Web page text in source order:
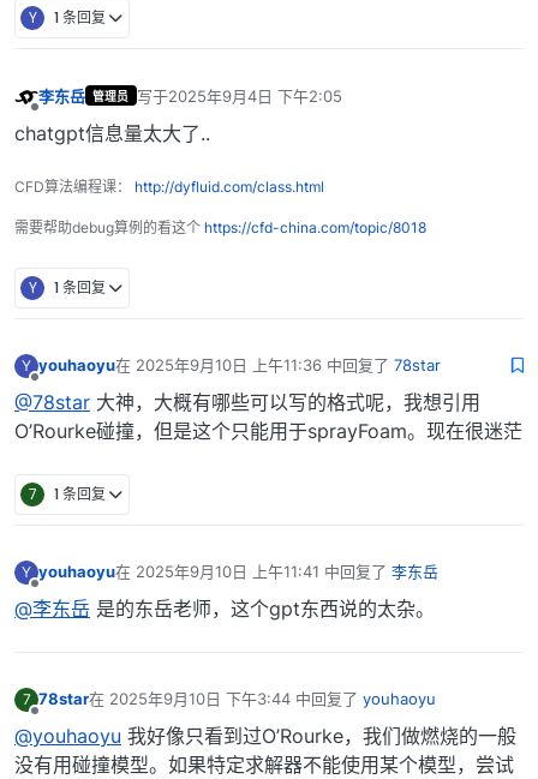
Y 1 条回复
李东岳 管理员 写于2025年9月4日 下午2:05
最后由 编辑
chatgpt信息量太大了..
CFD算法编程课： http://dyfluid.com/class.html
需要帮助debug算例的看这个 https://cfd-china.com/topic/8018
Y 1 条回复
Y youhaoyu在 2025年9月10日 上午11:36 中回复了 78star
最后由 编辑
@78star 大神，大概有哪些可以写的格式呢，我想引用
O’Rourke碰撞，但是这个只能用于sprayFoam。现在很迷茫
7 1 条回复
Y youhaoyu在 2025年9月10日 上午11:41 中回复了 李东岳
最后由 编辑
@李东岳 是的东岳老师，这个gpt东西说的太杂。
7 78star在 2025年9月10日 下午3:44 中回复了 youhaoyu
最后由 编辑
@youhaoyu 我好像只看到过O’Rourke，我们做燃烧的一般
没有用碰撞模型。如果特定求解器不能使用某个模型，尝试